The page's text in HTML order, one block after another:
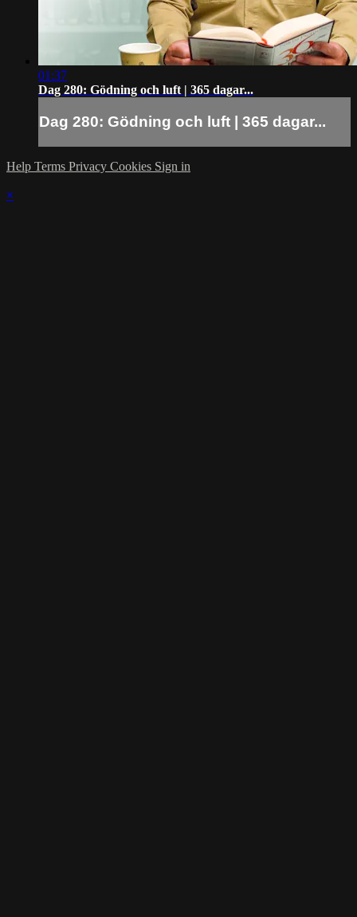
01:37
Dag 280: Gödning och luft | 365 dagar...
Dag 280: Gödning och luft | 365 dagar...
Help Terms Privacy Cookies Sign in
×